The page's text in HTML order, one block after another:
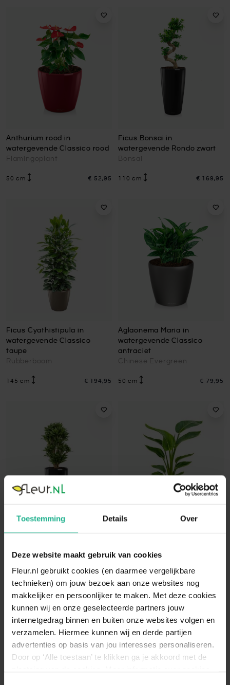
Toestemming Details Over
Deze website maakt gebruik van cookies
Fleur.nl gebruikt cookies (en daarmee vergelijkbare
technieken) om jouw bezoek aan onze websites nog
makkelijker en persoonlijker te maken. Met deze cookies
kunnen wij en onze geselecteerde partners jouw
internetgedrag binnen en buiten onze websites volgen en
verzamelen. Hiermee kunnen wij en derde partijen
advertenties op basis van jou interesses personaliseren.
Door op ‘Alle toestaan’ te klikken ga je akkoord met de
Anthurium rood in
watergevende Classico rood
Flamingoplant
50 cm € 52,95
Ficus Bonsai in
watergevende Rondo zwart
Bonsai
110 cm € 169,95
Ficus Cyathistipula in
watergevende Classico
taupe
Rubberboom
145 cm € 194,95
Aglaonema Maria in
watergevende Classico
antraciet
Chinese Evergreen
50 cm € 79,95
Dracaena Compacta in
Drakenbloedboom
130 cm € 184,95
antraciet
160 cm € 164,95